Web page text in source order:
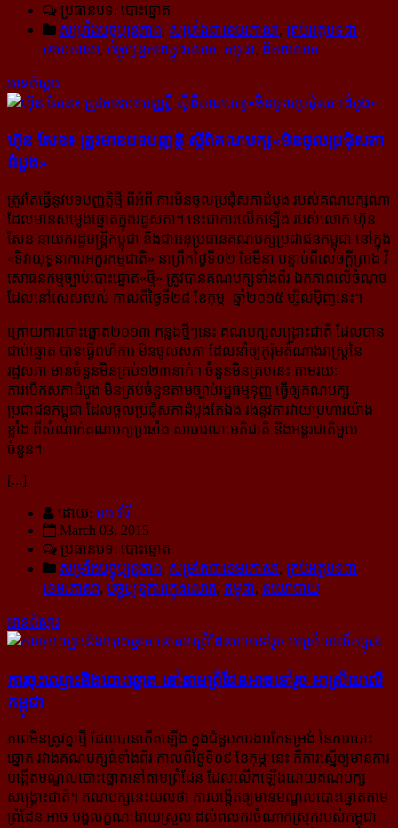
ប្រធានបទ: បោះឆ្នោត
សម្រាំងបច្ចុប្បន្នភាព, សម្រាំងជាខេមរភាសា, គ្រប់អត្ថបទជា
ខេមរភាសា, បច្ចុប្បន្នភាពក្នុងលោក, កម្ពុជា, ពិភពលោក
អានពិស្ដារ
ហ៊ុន សែន៖ ត្រូវ​មាន​បទ​បញ្ញត្តិ ស្ដី​ពី​គណបក្ស​«មិន​ចូល​ប្រជុំ​សភា​
ដំបូង»
ត្រូវតែធ្វើនូវបទបញ្ញត្តិថ្មី ពីអំពី ការមិនចូលប្រជុំសភាដំបូង របស់គណបក្សណា
ដែលមានសម្លេងឆ្នោតក្នុងរដ្ឋសភា។ នេះ​ជាការលើកឡើង របស់លោក ហ៊ុន
សែន នាយករដ្ឋមន្រ្តីកម្ពុជា និងជាអនុប្រធានគណបក្សប្រជាជនកម្ពុជា នៅក្នុង​
«ទិវា​យុទ្ធនាការ​អក្ខរកម្មជាតិ» នាព្រឹកថ្ងៃទី០២ ខែមីនា បន្ទាប់ពីសេចក្ដីព្រាង វិ
សោធនកម្មច្បាប់បោះឆ្នោត«ថ្មី» ត្រូវបាន​គណបក្ស​ទាំងពីរ ឯកភាពលើចំណុច
ដែលនៅសេសសល់ កាលពីថ្ងៃទី២៨ ខែកុម្ភៈ ឆ្នាំ២០១៥ ម្សិលម៉ិញនេះ។
ក្រោយការបោះឆ្នោត២០១៣ កន្លងថ្មីៗនេះ គណបក្សសង្គ្រោះជាតិ ដែលបាន
ជាប់ឆ្នោត បានធ្វើពហិការ មិនចូលសភា ដែលនាំឲ្យកូរ៉ុមតំណាងរាស្រ្តនៃ
រដ្ឋសភា មានចំនួនមិនគ្រប់១២៣នាក់។ ចំនួនមិនគ្រប់នេះ តាមរយៈ
ការបើកសភាដំបូង មិនគ្រប់ចំនួនតាមច្បាប់រដ្ឋធម្មនុញ្ញ ធ្វើឲ្យគណបក្ស
ប្រជាជនកម្ពុជា ដែលចូលប្រជុំសភាដំបូងតែឯង រងនូវការវាយ​ប្រហារ​យ៉ាង
ខ្លាំង ពីសំណាក់គណបក្សប្រឆាំង សាធារណៈមតិជាតិ និងអន្តរជាតិមួយ
ចំនួន។
[...]
ដោយ: អ៊ុម វ៉ារី
March 03, 2015
ប្រធានបទ: បោះឆ្នោត
សម្រាំងបច្ចុប្បន្នភាព, សម្រាំងជាខេមរភាសា, គ្រប់អត្ថបទជា
ខេមរភាសា, បច្ចុប្បន្នភាពក្នុងលោក, កម្ពុជា, នយោបាយ
អានពិស្ដារ
ការ​ចុះ​ឈ្មោះ​និង​បោះ​ឆ្នោត នៅ​តាម​ព្រំដែន​អាច​ទៅ​រួច អាស្រ័យ​លើ​
កម្ពុជា
ភាព​មិន​ត្រូវ​គ្នា​ថ្មី ដែល​បាន​កើត​ឡើង​ ក្នុង​ជំនួប​ការងារ​កែ​ទម្រង់ នៃ​ការ​បោះ​
ឆ្នោត រវាង​គណបក្ស​ធំ​ទាំង​ពីរ កាល​​​ពី​ថ្ងៃ​ទី​០៩ ខែ​កុម្ភៈ​​នេះ កឺ​ការ​ស្នើ​ឲ្យ​មាន​ការ​
បង្កើត​មណ្ឌល​បោះ​ឆ្នោត​នៅ​តាម​ព្រំ​ដែន ដែល​លើក​ឡើង​ដោយ​គណបក្ស​
សង្គ្រោះ​ជាតិ។ គណបក្ស​នេះ​យល់​ថា ការ​បង្កើត​ឲ្យ​មាន​មណ្ឌល​បោះ​ឆ្នោត​តាម​
ព្រំដែន អាច បង្ហ​លក្ខណៈ​ងាយ​ស្រួល ដល់​ពលករ​ចំណាក​ស្រុក​របស់​កម្ពុជា